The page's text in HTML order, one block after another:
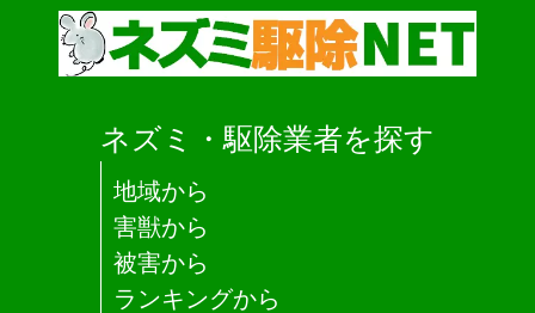
ネズミ・駆除業者を探す
地域から
害獣から
被害から
ランキングから